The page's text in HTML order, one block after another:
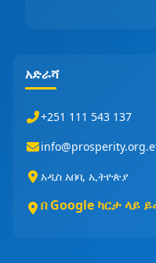
አድራሻ
+251 111 543 137
አዲስ አበባ, ኢትዮጵያ
በ Google ካርታ ላይ